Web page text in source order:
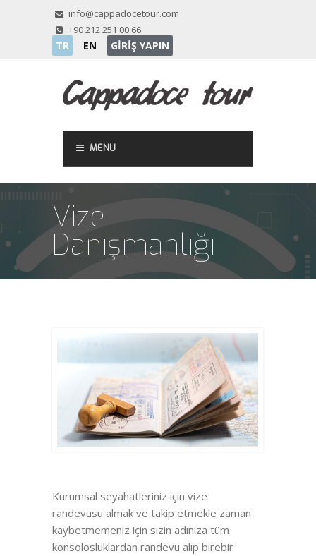
info@cappadocetour.com
+90 212 251 00 66
TR EN GİRİŞ YAPIN
MENU
Vize
Danışmanlığı
Kurumsal seyahatleriniz için vize
randevusu almak ve takip etmekle zaman
kaybetmemeniz için sizin adınıza tüm
konsolosluklardan randevu alıp birebir